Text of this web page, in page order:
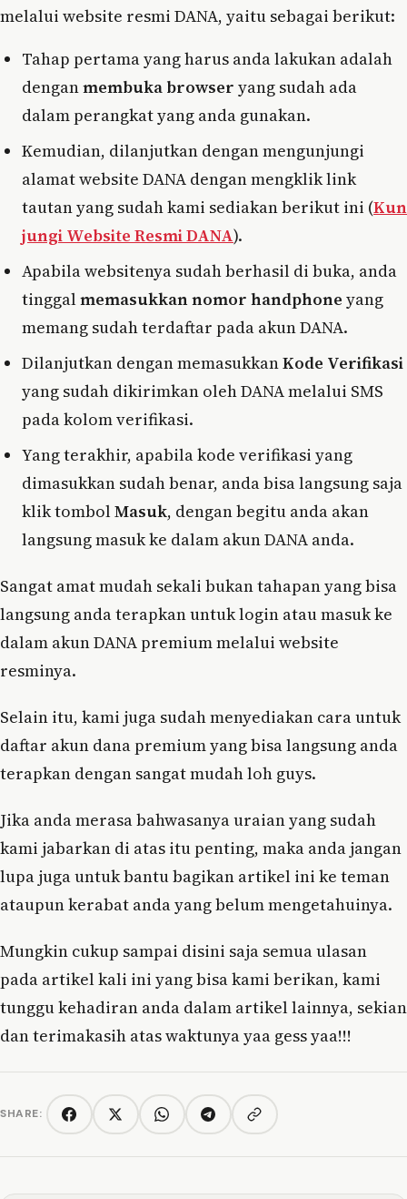
melalui website resmi DANA, yaitu sebagai berikut:
Tahap pertama yang harus anda lakukan adalah
denganmembuka browser yang sudah ada
dalam perangkat yang anda gunakan.
Kemudian, dilanjutkan dengan mengunjungi
alamat website DANA dengan mengklik link
tautan yang sudah kami sediakan berikut ini (Kun
jungi Website Resmi DANA).
Apabila websitenya sudah berhasil di buka, anda
tinggalmemasukkan nomor handphone yang
memang sudah terdaftar pada akun DANA.
Dilanjutkan dengan memasukkanKode Verifikasi
yang sudah dikirimkan oleh DANA melalui SMS
pada kolom verifikasi.
Yang terakhir, apabila kode verifikasi yang
dimasukkan sudah benar, anda bisa langsung saja
klik tombolMasuk, dengan begitu anda akan
langsung masuk ke dalam akun DANA anda.
Sangat amat mudah sekali bukan tahapan yang bisa
langsung anda terapkan untuk login atau masuk ke
dalam akun DANA premium melalui website
resminya.
Selain itu, kami juga sudah menyediakan cara untuk
daftar akun dana premium yang bisa langsung anda
terapkan dengan sangat mudah loh guys.
Jika anda merasa bahwasanya uraian yang sudah
kami jabarkan di atas itu penting, maka anda jangan
lupa juga untuk bantu bagikan artikel ini ke teman
ataupun kerabat anda yang belum mengetahuinya.
Mungkin cukup sampai disini saja semua ulasan
pada artikel kali ini yang bisa kami berikan, kami
tunggu kehadiran anda dalam artikel lainnya, sekian
dan terimakasih atas waktunya yaa gess yaa!!!
SHARE: FacebookTwitter/XWhatsAppTelegramCopy link